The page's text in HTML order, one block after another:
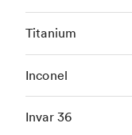
Titanium
Inconel
Invar 36